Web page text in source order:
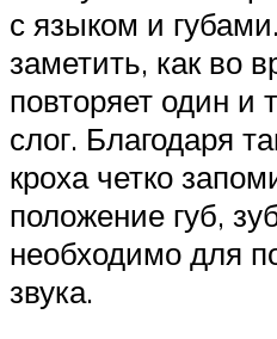
с языком и
заметить, как во
повторяет один и
слог. Благодаря
кроха четко
положение губ,
необходимо для
звука.